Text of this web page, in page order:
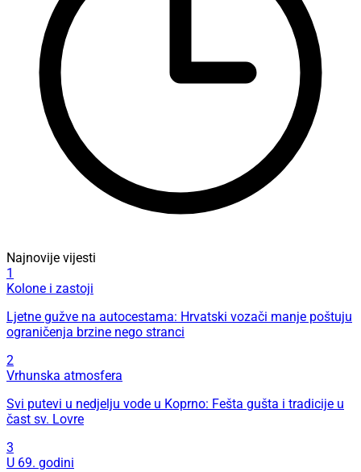
Najnovije vijesti
1
Kolone i zastoji
Ljetne gužve na autocestama: Hrvatski vozači manje poštuju
ograničenja brzine nego stranci
2
Vrhunska atmosfera
Svi putevi u nedjelju vode u Koprno: Fešta gušta i tradicije u
čast sv. Lovre
3
U 69. godini